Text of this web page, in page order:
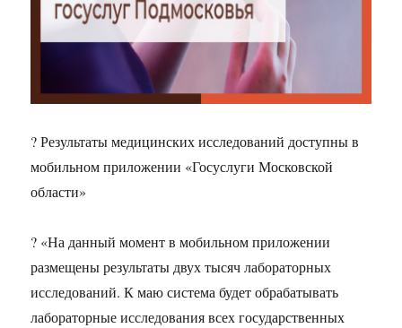
? Результаты медицинских исследований доступны в
мобильном приложении «Госуслуги Московской
области»
? «На данный момент в мобильном приложении
размещены результаты двух тысяч лабораторных
исследований. К маю система будет обрабатывать
лабораторные исследования всех государственных